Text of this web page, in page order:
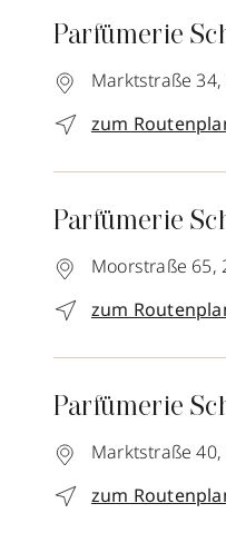
Parfümerie
Marktstraße 34,
zum
Parfümerie
Moorstraße 65,
zum
Parfümerie
Marktstraße 40,
zum